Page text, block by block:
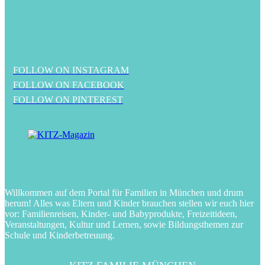
FOLLOW ON INSTAGRAM
FOLLOW ON FACEBOOK
FOLLOW ON PINTEREST
Willkommen auf dem Portal für Familien in München und drum
herum! Alles was Eltern und Kinder brauchen stellen wir euch hier
vor: Familienreisen, Kinder- und Babyprodukte, Freizeitideen,
Veranstaltungen, Kultur und Lernen, sowie Bildungsthemen zur
Schule und Kinderbetreuung.